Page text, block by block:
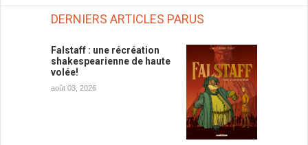
DERNIERS ARTICLES PARUS
Falstaff : une récréation
shakespearienne de haute
volée!
août 03, 2026